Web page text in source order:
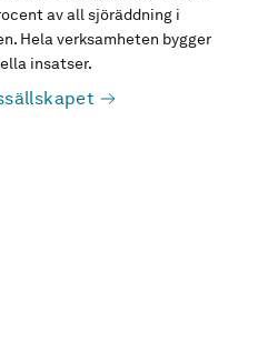
av all sjöräddning i
Hela verksamheten bygger
insatser.